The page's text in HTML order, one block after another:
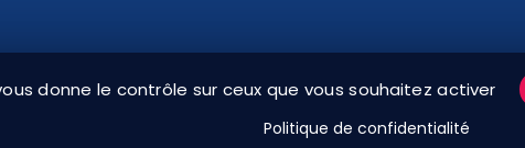
CHARTE RÉSEAUX SOCIAUX MENTIONS LÉGALES
MES COOKIES
donne le contrôle sur ceux que vous souhaitez activer
Politique de confidentialité